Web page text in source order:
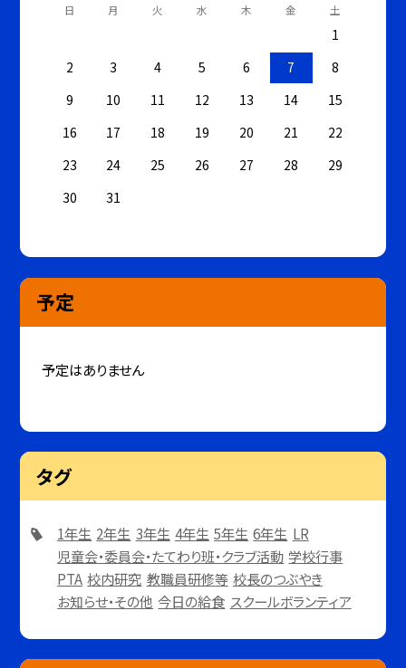
日 月 火 水 木 金 土
1
2
3 4 5 6 7
8
9
10 11 12 13 14
15
16
17 18 19 20 21
22
23
24 25 26 27 28
29
30
31
予定
予定はありません
タグ
1年生 2年生 3年生 4年生 5年生 6年生 LR
児童会・委員会・たてわり班・クラブ活動 学校行事
PTA 校内研究 教職員研修等 校長のつぶやき
お知らせ・その他 今日の給食 スクールボランティア